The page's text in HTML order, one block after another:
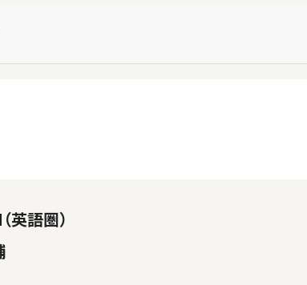
英語圏）